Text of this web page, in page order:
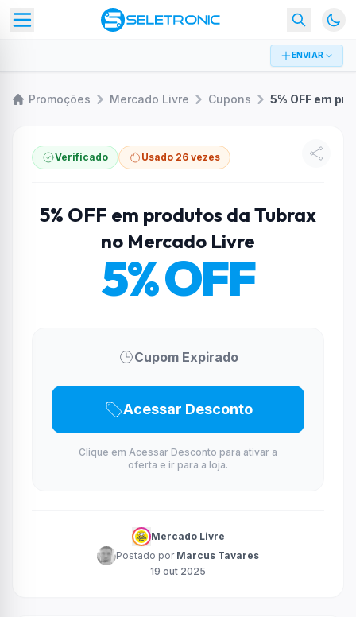
ENVIAR
Promoções Mercado Livre Cupons
Verificado Usado 26 vezes
5% OFF em produtos da Tubrax
no Mercado Livre
5% OFF
Cupom Expirado
Acessar Desconto
Clique em Acessar Desconto para ativar a
oferta e ir para a loja.
Mercado Livre
Postado por Marcus Tavares
19 out 2025